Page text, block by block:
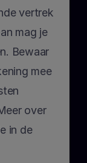
vertrek
mag je
Bewaar
mee
over
je rechten als treinreiziger lees je in de